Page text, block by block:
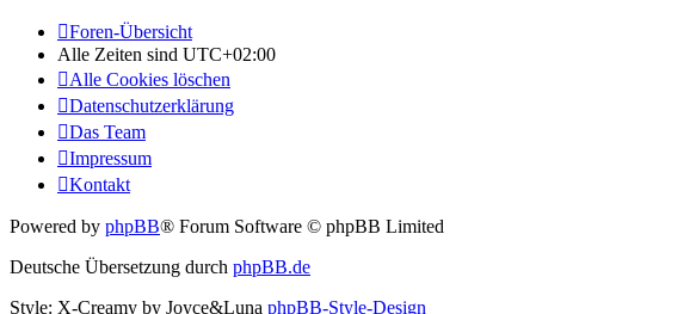
Foren-Übersicht
Alle Zeiten sind UTC+02:00
Alle Cookies löschen
Datenschutzerklärung
Das Team
Impressum
Kontakt
Powered by phpBB® Forum Software © phpBB Limited
Deutsche Übersetzung durch phpBB.de
Style: X-Creamy by Joyce&Luna phpBB-Style-Design